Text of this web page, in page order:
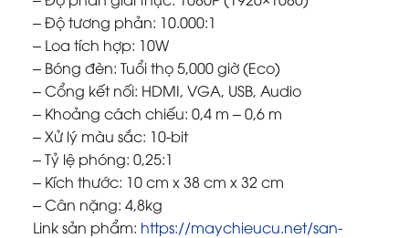
– Độ tương phản: 10.000:1
– Loa tích hợp: 10W
– Bóng đèn: Tuổi thọ 5,000 giờ (Eco)
– Cổng kết nối: HDMI, VGA, USB, Audio
– Khoảng cách chiếu: 0,4 m – 0,6 m
– Xử lý màu sắc: 10-bit
– Tỷ lệ phóng: 0,25:1
– Kích thước: 10 cm x 38 cm x 32 cm
– Cân nặng: 4,8kg
Link sản phẩm: https://maychieucu.net/san-